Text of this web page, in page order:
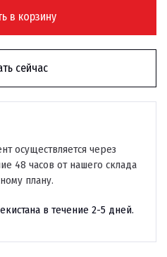
в корзину
сейчас
осуществляется через
48 часов от нашего склада
плану.
в течение 2-5 дней.